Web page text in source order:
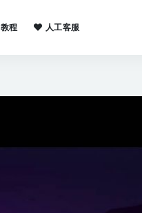
教程 人工客服